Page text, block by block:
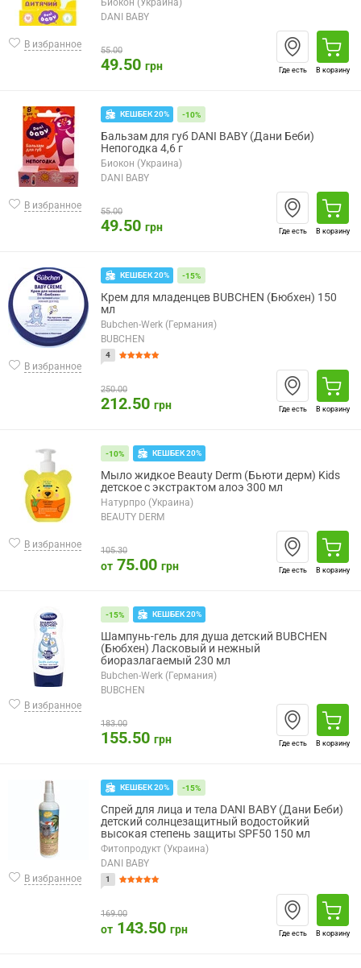
В избранное
Биокон (Украина)
DANI BABY
55.00
49.50 грн Где есть В корзину
В избранное
КЕШБЕК 20% -10%
Бальзам для губ DANI BABY (Дани Беби)
Непогодка 4,6 г
Биокон (Украина)
DANI BABY
55.00
49.50 грн Где есть В корзину
В избранное
КЕШБЕК 20% -15%
Крем для младенцев BUBCHEN (Бюбхен) 150
мл
Bubchen-Werk (Германия)
BUBCHEN
4
250.00
212.50 грн Где есть В корзину
В избранное
-10% КЕШБЕК 20%
Мыло жидкое Beauty Derm (Бьюти дерм) Kids
детское с экстрактом алоэ 300 мл
Натурпро (Украина)
BEAUTY DERM
105.30
от 75.00 грн Где есть В корзину
В избранное
-15% КЕШБЕК 20%
Шампунь-гель для душа детский BUBCHEN
(Бюбхен) Ласковый и нежный
биоразлагаемый 230 мл
Bubchen-Werk (Германия)
BUBCHEN
183.00
155.50 грн Где есть В корзину
В избранное
КЕШБЕК 20% -15%
Спрей для лица и тела DANI BABY (Дани Беби)
детский солнцезащитный водостойкий
высокая степень защиты SPF50 150 мл
Фитопродукт (Украина)
DANI BABY
1
169.00
от 143.50 грн Где есть В корзину